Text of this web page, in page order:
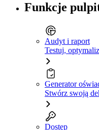
Funkcje
Audyt i raport
Testuj,
Generator
Stwórz swoją
Dostęp